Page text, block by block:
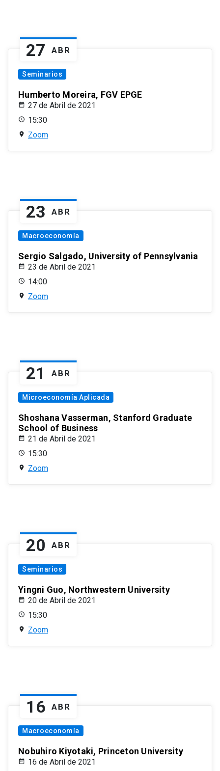
27 ABR
Seminarios
Humberto Moreira, FGV EPGE
27 de Abril de 2021
15:30
Zoom
23 ABR
Macroeconomía
Sergio Salgado, University of Pennsylvania
23 de Abril de 2021
14:00
Zoom
21 ABR
Microeconomía Aplicada
Shoshana Vasserman, Stanford Graduate
School of Business
21 de Abril de 2021
15:30
Zoom
20 ABR
Seminarios
Yingni Guo, Northwestern University
20 de Abril de 2021
15:30
Zoom
16 ABR
Macroeconomía
Nobuhiro Kiyotaki, Princeton University
16 de Abril de 2021